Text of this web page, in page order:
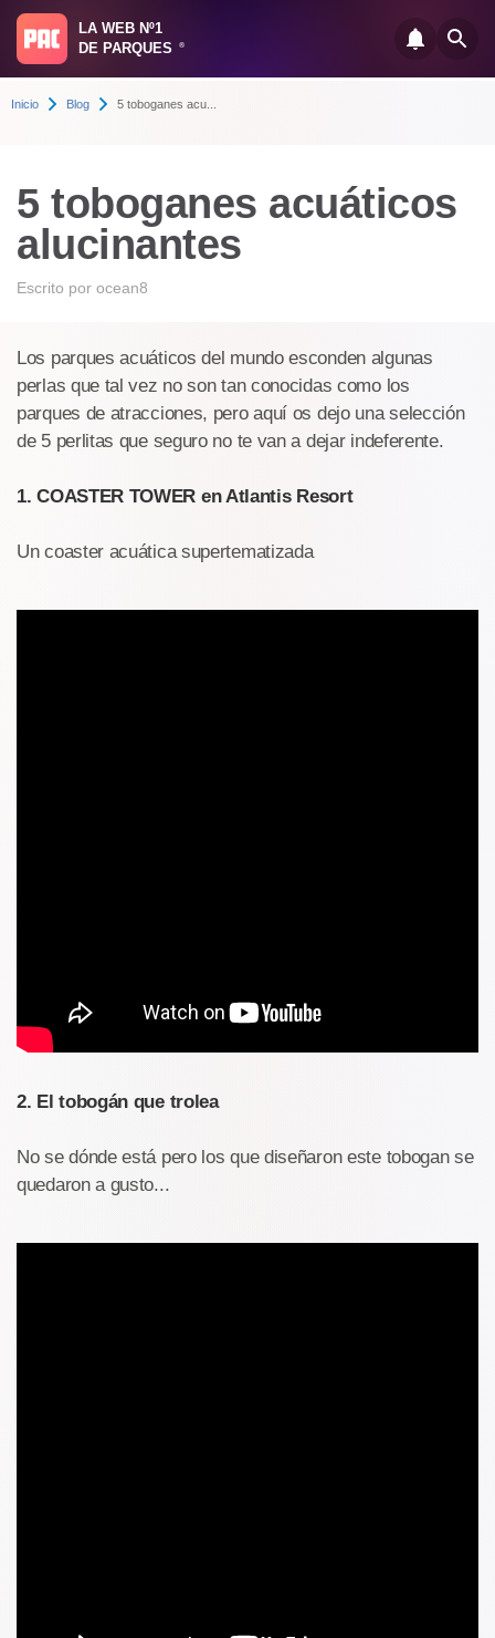
LA WEB Nº1
DE PARQUES
®
Inicio Blog 5 toboganes acu...
5 toboganes acuáticos
alucinantes
Escrito por ocean8
Los parques acuáticos del mundo esconden algunas
perlas que tal vez no son tan conocidas como los
parques de atracciones, pero aquí os dejo una selección
de 5 perlitas que seguro no te van a dejar indeferente.
1. COASTER TOWER en Atlantis Resort
Un coaster acuática supertematizada
2. El tobogán que trolea
No se dónde está pero los que diseñaron este tobogan se
quedaron a gusto...